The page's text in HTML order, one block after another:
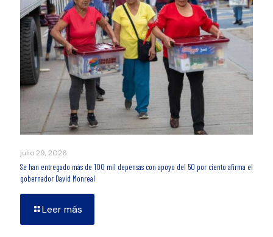
julio 29, 2026
Se han entregado más de 100 mil depensas con apoyo del 50 por ciento afirma el
gobernador David Monreal
Leer más